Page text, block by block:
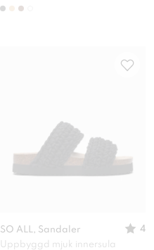
SO ALL, Sandaler
4
Uppbyggd mjuk innersula